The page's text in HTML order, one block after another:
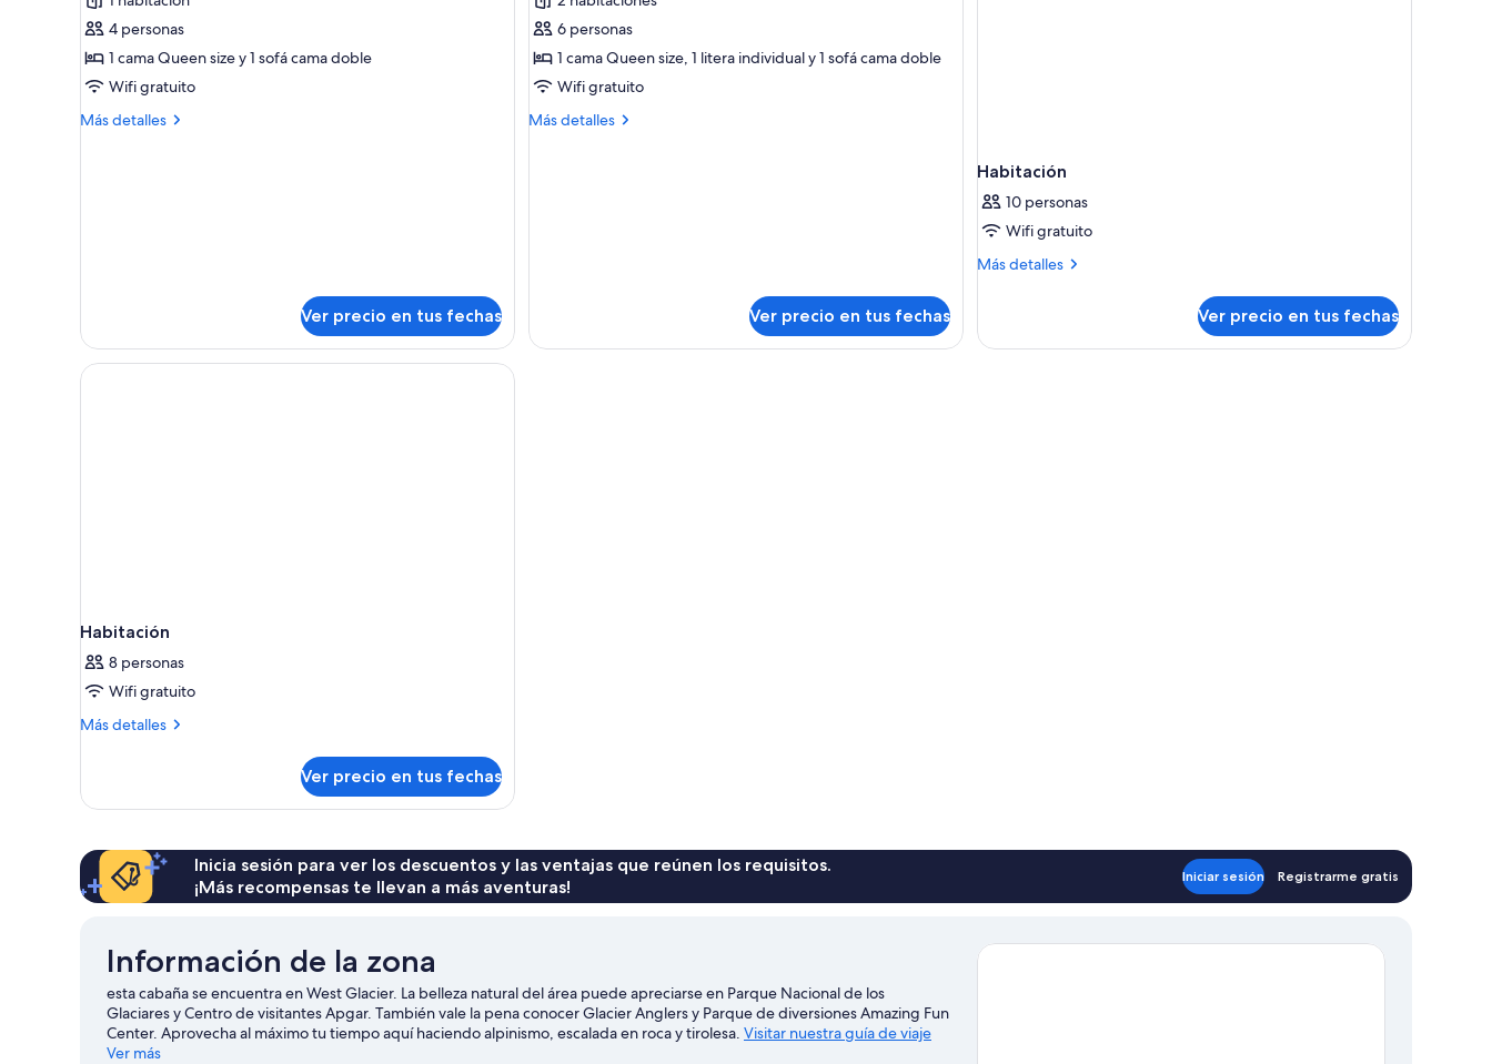
de
Cabaña
estándar
4 personas
1 cama Queen size y 1 sofá cama doble
Wifi gratuito
Más detalles
Más
Ver precio en tus fechas
de
Cabaña
familiar
6 personas
1 cama Queen size, 1 litera individual y 1 sofá cama doble
Wifi gratuito
Más detalles
Más
Ver precio en tus fechas
Habitación
10 personas
Wifi gratuito
Más detalles
Más
Ver precio en tus fechas
Habitación
8 personas
Wifi gratuito
Más detalles
Más
Ver precio en tus fechas
Inicia sesión para ver los descuentos y las ventajas que reúnen los requisitos.
¡Más recompensas te llevan a más aventuras!
Iniciar sesión Registrarme gratis
Información de la zona
esta cabaña se encuentra en West Glacier. La belleza natural del área puede apreciarse en Parque Nacional de los
Glaciares y Centro de visitantes Apgar. También vale la pena conocer Glacier Anglers y Parque de diversiones Amazing Fun
Center. Aprovecha al máximo tu tiempo aquí haciendo alpinismo, escalada en roca y tirolesa. Visitar nuestra guía de viaje
de West Glacier
Ver más